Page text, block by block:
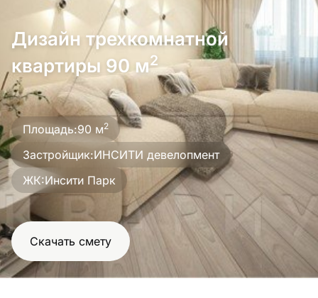
г. Краснодар
8 (861) 945-12-
34
Обсудить
проект
Дизайн трехкомнатной
квартиры 90 м2
Площадь:90 м2
Застройщик:ИНСИТИ девелопмент
ЖК:Инсити Парк
Скачать смету